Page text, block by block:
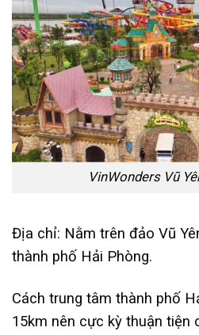
VinWonders Vũ
Địa chỉ: Nằm trên đảo Vũ
thành phố Hải Phòng.
Cách trung tâm thành phố
15km nên cực kỳ thuận tiện